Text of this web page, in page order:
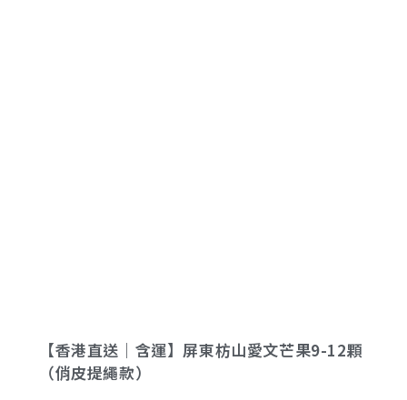
【香港直送｜含運】屏東枋山愛文芒果9-12顆
（俏皮提繩款）